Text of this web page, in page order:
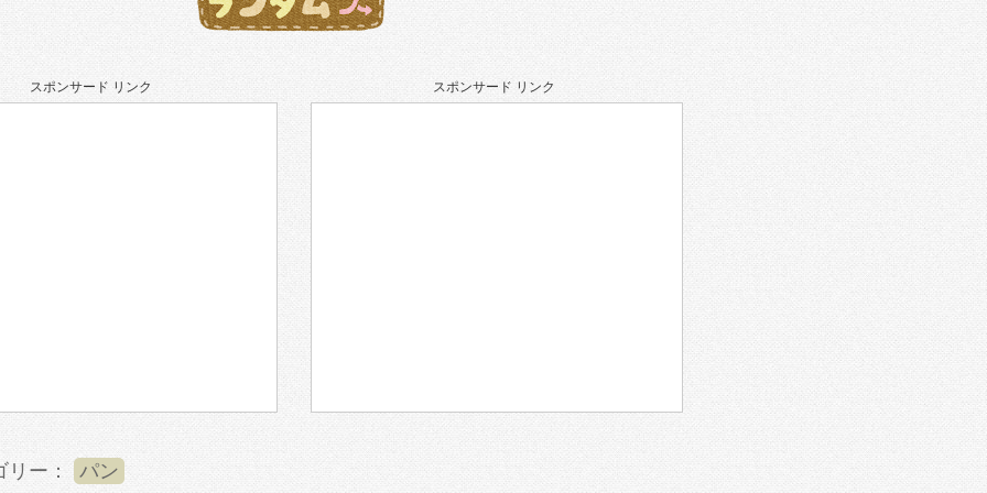
スポンサード リンク スポンサード リンク
リー： パン